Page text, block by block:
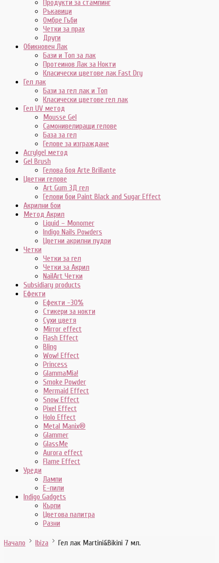
Продукти за стампинг
Ръкавици
Омбре Гъби
Четки за прах
Други
Обикновен Лак
Бази и Топ за лак
Протеинов Лак за Нокти
Класически цветове лак Fast Dry
Гел лак
Бази за гел лак и Топ
Класически цветове гел лак
Гел UV метод
Mousse Gel
Самонивелиращи гелове
База за гел
Гелове за изграждане
Acrylgel метод
Gel Brush
Гелова боя Arte Brillante
Цветни гелове
Art Gum 3Д гел
Гелови бои Paint Black and Sugar Effect
Акрилни бои
Метод Акрил
Liquid – Monomer
Indigo Nails Powders
Цветни акрилни пудри
Четки
Четки за гел
Четки за Акрил
NailArt Четки
Subsidiary products
Ефекти
Ефекти -30%
Стикери за нокти
Сухи цветя
Mirror effect
Flash Effect
Bling
Wow! Effect
Princess
GlammaMia!
Smoke Powder
Mermaid Effect
Snow Effect
Pixel Effect
Holo Effect
Metal Manix®
Glammer
GlassMe
Aurora effect
Flame Effect
Уреди
Лампи
E-пили
Indigo Gadgets
Кърпи
Цветова палитра
Разни
Начало Ibiza Гел лак Martini&Bikini 7 мл.